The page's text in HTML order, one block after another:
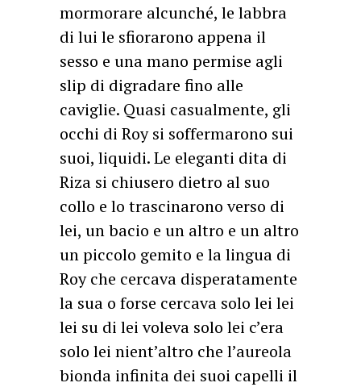
mormorare alcunché, le labbra
di lui le sfiorarono appena il
sesso e una mano permise agli
slip di digradare fino alle
caviglie. Quasi casualmente, gli
occhi di Roy si soffermarono sui
suoi, liquidi. Le eleganti dita di
Riza si chiusero dietro al suo
collo e lo trascinarono verso di
lei, un bacio e un altro e un altro
un piccolo gemito e la lingua di
Roy che cercava disperatamente
la sua o forse cercava solo lei lei
lei su di lei voleva solo lei c’era
solo lei nient’altro che l’aureola
bionda infinita dei suoi capelli il